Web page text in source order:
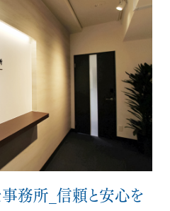
務所_信頼と安心を